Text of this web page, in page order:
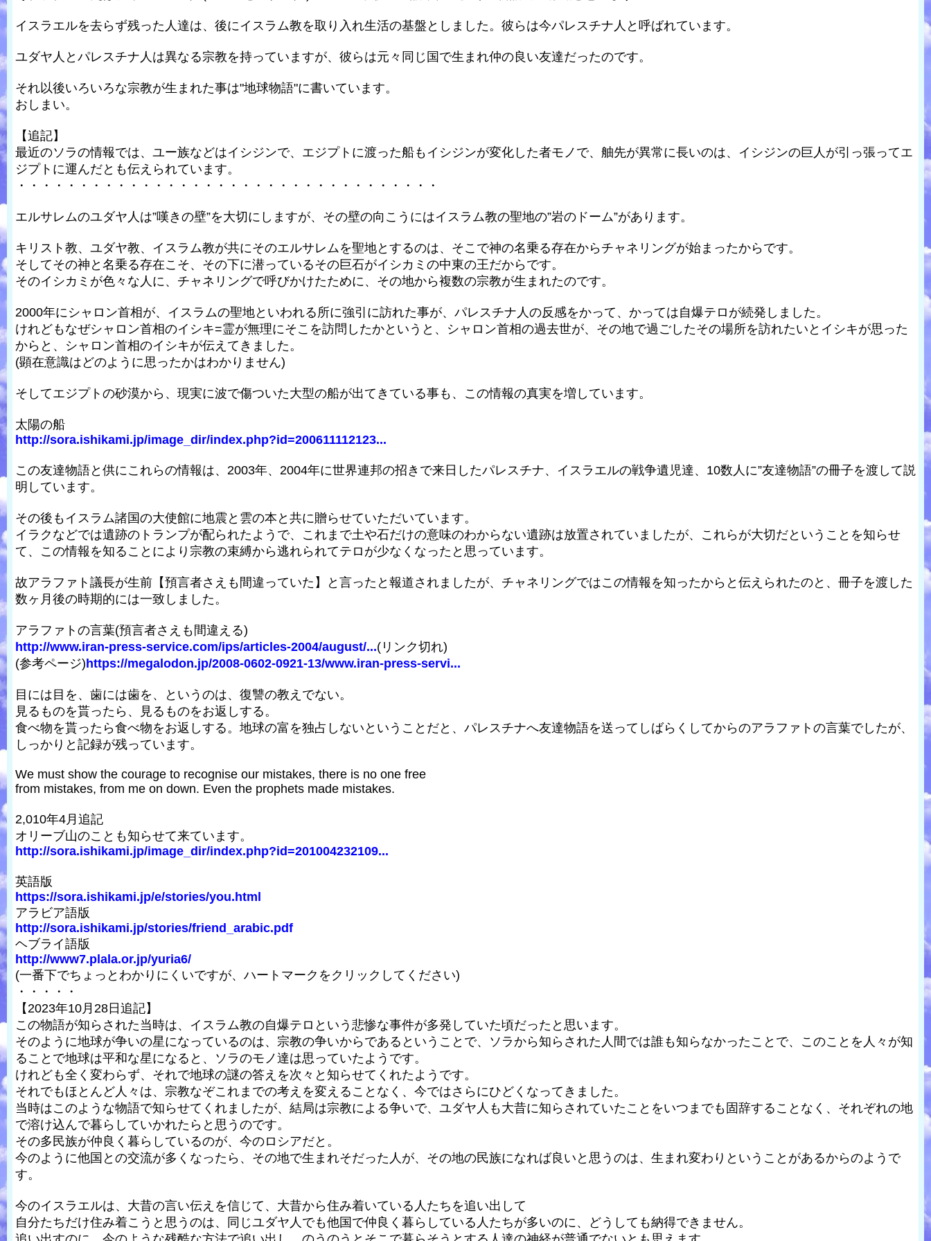
イスラエルを去らず残った人達は、後にイスラム教を取り入れ生活の基盤としました。彼らは今パレスチナ人と呼ばれています。
ユダヤ人とパレスチナ人は異なる宗教を持っていますが、彼らは元々同じ国で生まれ仲の良い友達だったのです。
それ以後いろいろな宗教が生まれた事は"地球物語"に書いています。
おしまい。
【追記】
最近のソラの情報では、ユー族などはイシジンで、エジプトに渡った船もイシジンが変化した者モノで、舳先が異常に長いのは、イシジンの巨人が引っ張ってエ
ジプトに運んだとも伝えられています。
・・・・・・・・・・・・・・・・・・・・・・・・・・・・・・・・・・
エルサレムのユダヤ人は”嘆きの壁”を大切にしますが、その壁の向こうにはイスラム教の聖地の”岩のドーム”があります。
キリスト教、ユダヤ教、イスラム教が共にそのエルサレムを聖地とするのは、そこで神の名乗る存在からチャネリングが始まったからです。
そしてその神と名乗る存在こそ、その下に潜っているその巨石がイシカミの中東の王だからです。
そのイシカミが色々な人に、チャネリングで呼びかけたために、その地から複数の宗教が生まれたのです。
2000年にシャロン首相が、イスラムの聖地といわれる所に強引に訪れた事が、パレスチナ人の反感をかって、かっては自爆テロが続発しました。
けれどもなぜシャロン首相のイシキ=霊が無理にそこを訪問したかというと、シャロン首相の過去世が、その地で過ごしたその場所を訪れたいとイシキが思った
からと、シャロン首相のイシキが伝えてきました。
(顕在意識はどのように思ったかはわかりません)
そしてエジプトの砂漠から、現実に波で傷ついた大型の船が出てきている事も、この情報の真実を増しています。
太陽の船
http://sora.ishikami.jp/image_dir/index.php?id=200611112123...
この友達物語と供にこれらの情報は、2003年、2004年に世界連邦の招きで来日したパレスチナ、イスラエルの戦争遺児達、10数人に”友達物語”の冊子を渡して説
明しています。
その後もイスラム諸国の大使館に地震と雲の本と共に贈らせていただいています。
イラクなどでは遺跡のトランプが配られたようで、これまで土や石だけの意味のわからない遺跡は放置されていましたが、これらが大切だということを知らせ
て、この情報を知ることにより宗教の束縛から逃れられてテロが少なくなったと思っています。
故アラファト議長が生前【預言者さえも間違っていた】と言ったと報道されましたが、チャネリングではこの情報を知ったからと伝えられたのと、冊子を渡した
数ヶ月後の時期的には一致しました。
アラファトの言葉(預言者さえも間違える)
http://www.iran-press-service.com/ips/articles-2004/august/...(リンク切れ)
(参考ページ) https://megalodon.jp/2008-0602-0921-13/www.iran-press-servi...
目には目を、歯には歯を、というのは、復讐の教えでない。
見るものを貰ったら、見るものをお返しする。
食べ物を貰ったら食べ物をお返しする。地球の富を独占しないということだと、パレスチナへ友達物語を送ってしばらくしてからのアラファトの言葉でしたが、
しっかりと記録が残っています。
We must show the courage to recognise our mistakes, there is no one free
from mistakes, from me on down. Even the prophets made mistakes.
2,010年4月追記
オリーブ山のことも知らせて来ています。
http://sora.ishikami.jp/image_dir/index.php?id=201004232109...
英語版
https://sora.ishikami.jp/e/stories/you.html
アラビア語版
http://sora.ishikami.jp/stories/friend_arabic.pdf
ヘブライ語版
http://www7.plala.or.jp/yuria6/
(一番下でちょっとわかりにくいですが、ハートマークをクリックしてください)
・・・・・
【2023年10月28日追記】
この物語が知らされた当時は、イスラム教の自爆テロという悲惨な事件が多発していた頃だったと思います。
そのように地球が争いの星になっているのは、宗教の争いからであるということで、ソラから知らされた人間では誰も知らなかったことで、このことを人々が知
ることで地球は平和な星になると、ソラのモノ達は思っていたようです。
けれども全く変わらず、それで地球の謎の答えを次々と知らせてくれたようです。
それでもほとんど人々は、宗教なぞこれまでの考えを変えることなく、今ではさらにひどくなってきました。
当時はこのような物語で知らせてくれましたが、結局は宗教による争いで、ユダヤ人も大昔に知らされていたことをいつまでも固辞することなく、それぞれの地
で溶け込んで暮らしていかれたらと思うのです。
その多民族が仲良く暮らしているのが、今のロシアだと。
今のように他国との交流が多くなったら、その地で生まれそだった人が、その地の民族になれば良いと思うのは、生まれ変わりということがあるからのようで
す。
今のイスラエルは、大昔の言い伝えを信じて、大昔から住み着いている人たちを追い出して
自分たちだけ住み着こうと思うのは、同じユダヤ人でも他国で仲良く暮らしている人たちが多いのに、どうしても納得できません。